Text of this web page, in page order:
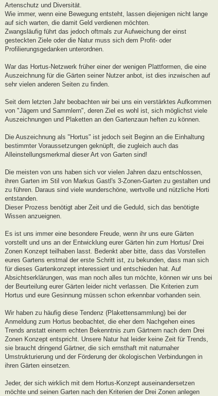
Artenschutz und Diversität.
Wie immer, wenn eine Bewegung entsteht, lassen diejenigen nicht lange
auf sich warten, die damit Geld verdienen möchten.
Zwangsläufig führt das jedoch oftmals zur Aufweichung der einst
gesteckten Ziele oder die Natur muss sich dem Profit- oder
Profilierungsgedanken unterordnen.
War das Hortus-Netzwerk früher einer der wenigen Plattformen, die eine
Auszeichnung für die Gärten seiner Nutzer anbot, ist dies inzwischen auf
sehr vielen anderen Seiten zu finden.
Seit dem letzten Jahr beobachten wir bei uns ein verstärktes Aufkommen
von "Jägern und Sammlern", deren Ziel es wohl ist, sich möglichst viele
Auszeichnungen und Plaketten an den Gartenzaun heften zu können.
Die Auszeichnung als "Hortus" ist jedoch seit Beginn an die Einhaltung
bestimmter Voraussetzungen geknüpft, die zugleich auch das
Alleinstellungsmerkmal dieser Art von Garten sind!
Die meisten von uns haben sich vor vielen Jahren dazu entschlossen,
ihren Garten im Stil von Markus Gastl's 3-Zonen-Garten zu gestalten und
zu führen. Daraus sind viele wunderschöne, wertvolle und nützliche Horti
entstanden.
Dieser Prozess benötigt aber Zeit und die Geduld, sich das benötigte
Wissen anzueignen.
Es ist uns immer eine besondere Freude, wenn ihr uns eure Gärten
vorstellt und uns an der Entwicklung eurer Gärten hin zum Hortus/ Drei
Zonen Konzept teilhaben lasst. Bedenkt aber bitte, dass das Vorstellen
eures Gartens erstmal der erste Schritt ist, zu bekunden, dass man sich
für dieses Gartenkonzept interessiert und entschieden hat. Auf
Absichtserklärungen, was man noch alles tun möchte, können wir uns bei
der Beurteilung eurer Gärten leider nicht verlassen. Die Kriterien zum
Hortus und eure Gesinnung müssen schon erkennbar vorhanden sein.
Wir haben zu häufig diese Tendenz (Plakettensammlung) bei der
Anmeldung zum Hortus beobachtet, die eher dem Nachgehen eines
Trends anstatt einerm echten Bekenntnis zum Gärtnern nach dem Drei
Zonen Konzept entspricht. Unsere Natur hat leider keine Zeit für Trends,
sie braucht dringend Gärtner, die sich ernsthaft mit naturnaher
Umstrukturierung und der Förderung der ökologischen Verbindungen in
ihren Gärten einsetzen.
Jeder, der sich wirklich mit dem Hortus-Konzept auseinandersetzen
möchte und seinen Garten nach den Kriterien der Drei Zonen anlegen